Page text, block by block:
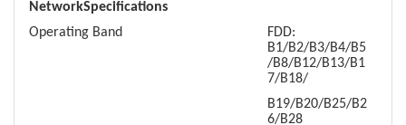
NetworkSpecifications
Operating Band
FDD:
B1/B2/B3/B4/B5
/B8/B12/B13/B1
7/B18/
B19/B20/B25/B2
6/B28